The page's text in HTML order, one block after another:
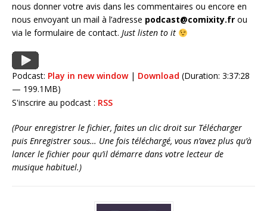
nous donner votre avis dans les commentaires ou encore en
nous envoyant un mail à l’adresse podcast@comixity.fr ou
via le formulaire de contact. Just listen to it
Podcast: Play in new window| Download (Duration: 3:37:28
— 199.1MB)
S'inscrire au podcast : RSS
(Pour enregistrer le fichier, faites un clic droit sur Télécharger
puis Enregistrer sous… Une fois téléchargé, vous n’avez plus qu’à
lancer le fichier pour qu’il démarre dans votre lecteur de
musique habituel.)